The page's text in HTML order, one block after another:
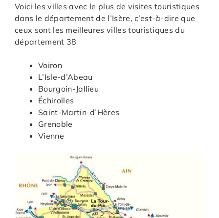
Voici les villes avec le plus de visites touristiques
dans le département de l’Isère, c’est-à-dire que
ceux sont les meilleures villes touristiques du
département 38
Voiron
L’Isle-d’Abeau
Bourgoin-Jallieu
Échirolles
Saint-Martin-d’Hères
Grenoble
Vienne